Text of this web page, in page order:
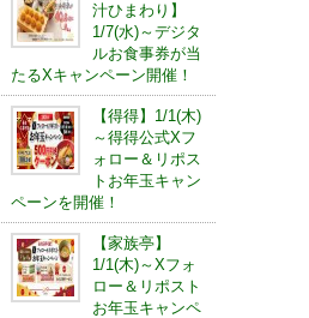
汁ひまわり】
1/7(水)～デジタ
ルお食事券が当
たるXキャンペーン開催！
【得得】1/1(木)
～得得公式Xフ
ォロー＆リポス
トお年玉キャン
ペーンを開催！
【家族亭】
1/1(木)～Xフォ
ロー＆リポスト
お年玉キャンペ